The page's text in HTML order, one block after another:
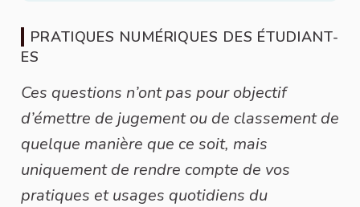
PRATIQUES NUMÉRIQUES DES ÉTUDIANT-
ES
Ces questions n’ont pas pour objectif
d’émettre de jugement ou de classement de
quelque manière que ce soit, mais
uniquement de rendre compte de vos
pratiques et usages quotidiens du